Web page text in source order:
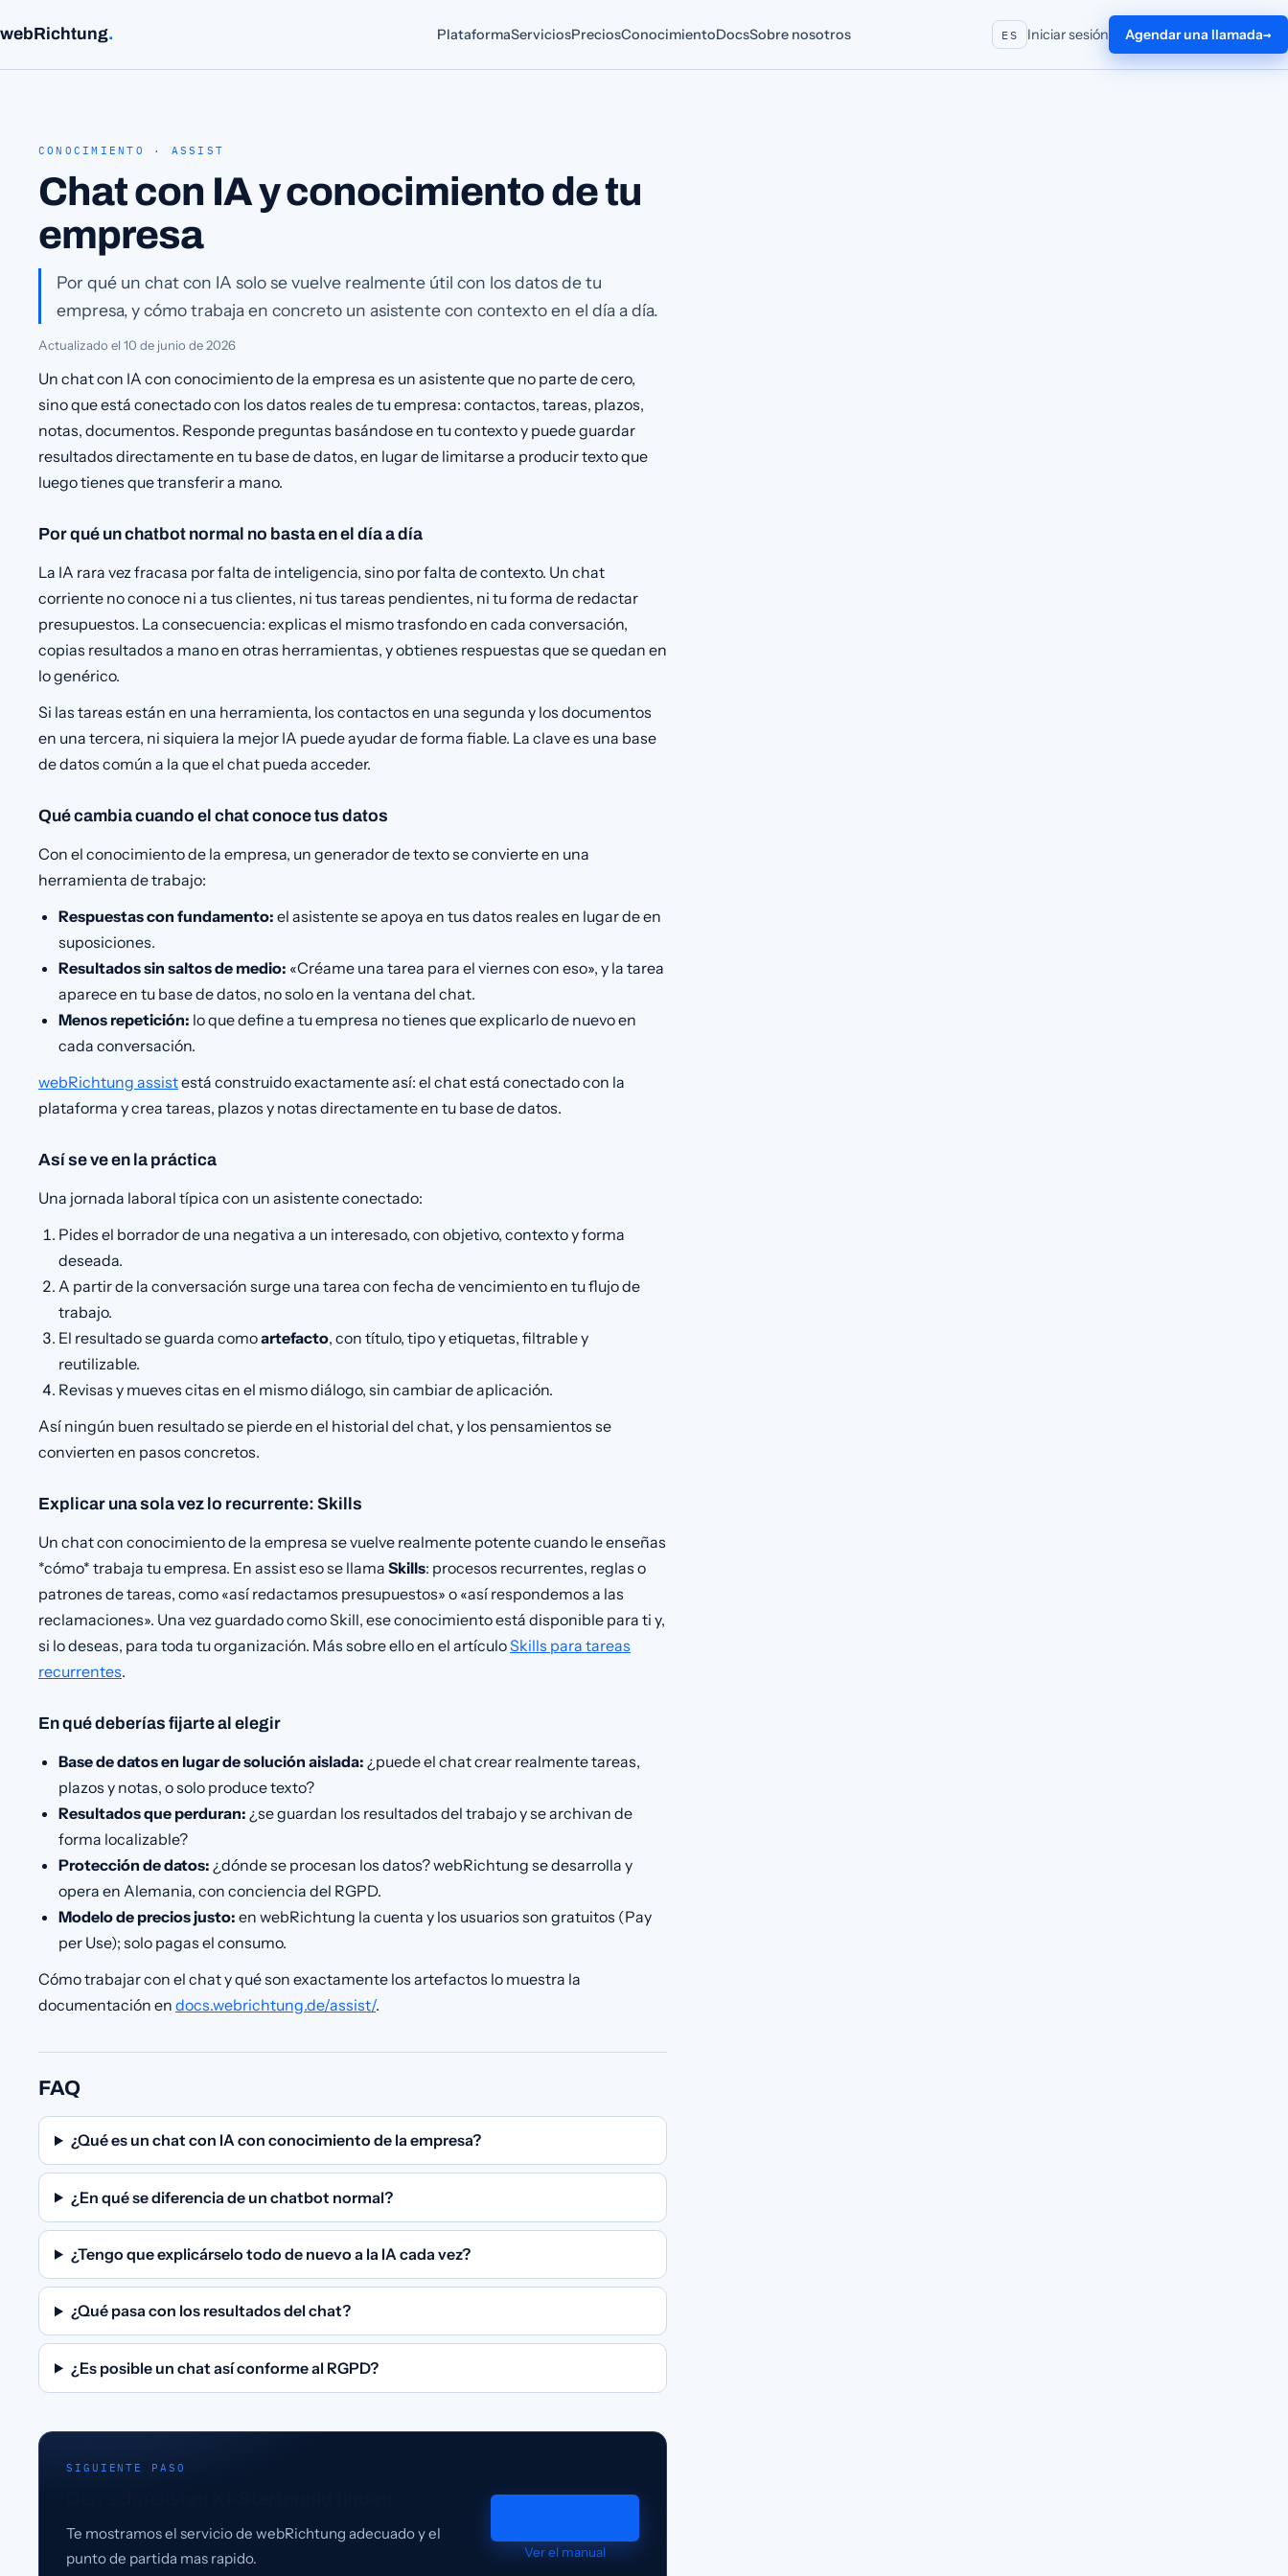
webRichtung. PlataformaServiciosPreciosConocimientoDocsSobre nosotros ES Iniciar sesión Agendar una llamada
CONOCIMIENTO · ASSIST
Chat con IA y conocimiento de tu
empresa
Por qué un chat con IA solo se vuelve realmente útil con los datos de tu
empresa, y cómo trabaja en concreto un asistente con contexto en el día a día.
Actualizado el 10 de junio de 2026
Un chat con IA con conocimiento de la empresa es un asistente que no parte de cero,
sino que está conectado con los datos reales de tu empresa: contactos, tareas, plazos,
notas, documentos. Responde preguntas basándose en tu contexto y puede guardar
resultados directamente en tu base de datos, en lugar de limitarse a producir texto que
luego tienes que transferir a mano.
Por qué un chatbot normal no basta en el día a día
La IA rara vez fracasa por falta de inteligencia, sino por falta de contexto. Un chat
corriente no conoce ni a tus clientes, ni tus tareas pendientes, ni tu forma de redactar
presupuestos. La consecuencia: explicas el mismo trasfondo en cada conversación,
copias resultados a mano en otras herramientas, y obtienes respuestas que se quedan en
lo genérico.
Si las tareas están en una herramienta, los contactos en una segunda y los documentos
en una tercera, ni siquiera la mejor IA puede ayudar de forma fiable. La clave es una base
de datos común a la que el chat pueda acceder.
Qué cambia cuando el chat conoce tus datos
Con el conocimiento de la empresa, un generador de texto se convierte en una
herramienta de trabajo:
Respuestas con fundamento: el asistente se apoya en tus datos reales en lugar de en
suposiciones.
Resultados sin saltos de medio: «Créame una tarea para el viernes con eso», y la tarea
aparece en tu base de datos, no solo en la ventana del chat.
Menos repetición: lo que define a tu empresa no tienes que explicarlo de nuevo en
cada conversación.
webRichtung assistestá construido exactamente así: el chat está conectado con la
plataforma y crea tareas, plazos y notas directamente en tu base de datos.
Así se ve en la práctica
Una jornada laboral típica con un asistente conectado:
Pides el borrador de una negativa a un interesado, con objetivo, contexto y forma
deseada.
A partir de la conversación surge una tarea con fecha de vencimiento en tu flujo de
trabajo.
El resultado se guarda comoartefacto, con título, tipo y etiquetas, filtrable y
reutilizable.
Revisas y mueves citas en el mismo diálogo, sin cambiar de aplicación.
Así ningún buen resultado se pierde en el historial del chat, y los pensamientos se
convierten en pasos concretos.
Explicar una sola vez lo recurrente: Skills
Un chat con conocimiento de la empresa se vuelve realmente potente cuando le enseñas
*cómo* trabaja tu empresa. En assist eso se llama Skills: procesos recurrentes, reglas o
patrones de tareas, como «así redactamos presupuestos» o «así respondemos a las
reclamaciones». Una vez guardado como Skill, ese conocimiento está disponible para ti y,
si lo deseas, para toda tu organización. Más sobre ello en el artículoSkills para tareas
recurrentes.
En qué deberías fijarte al elegir
Base de datos en lugar de solución aislada: ¿puede el chat crear realmente tareas,
plazos y notas, o solo produce texto?
Resultados que perduran: ¿se guardan los resultados del trabajo y se archivan de
forma localizable?
Protección de datos: ¿dónde se procesan los datos? webRichtung se desarrolla y
opera en Alemania, con conciencia del RGPD.
Modelo de precios justo: en webRichtung la cuenta y los usuarios son gratuitos (Pay
per Use); solo pagas el consumo.
Cómo trabajar con el chat y qué son exactamente los artefactos lo muestra la
documentación en docs.webrichtung.de/assist/.
FAQ
¿Qué es un chat con IA con conocimiento de la empresa?
¿En qué se diferencia de un chatbot normal?
¿Tengo que explicárselo todo de nuevo a la IA cada vez?
¿Qué pasa con los resultados del chat?
¿Es posible un chat así conforme al RGPD?
SIGUIENTE PASO
Te mostramos el servicio de webRichtung adecuado y el
punto de partida mas rapido.
Ver el manual